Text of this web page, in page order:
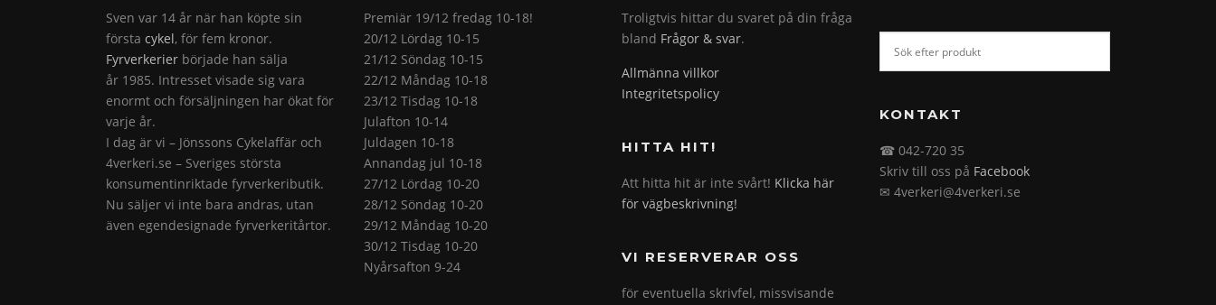
Sven var 14 år när han köpte sin
första cykel, för fem kronor.
Fyrverkerier började han sälja
år 1985. Intresset visade sig vara
enormt och försäljningen har ökat för
varje år.
I dag är vi – Jönssons Cykelaffär och
4verkeri.se – Sveriges största
konsumentinriktade fyrverkeributik.
Nu säljer vi inte bara andras, utan
även egendesignade fyrverkeritårtor.
Premiär 19/12 fredag 10-18!
20/12 Lördag 10-15
21/12 Söndag 10-15
22/12 Måndag 10-18
23/12 Tisdag 10-18
Julafton 10-14
Juldagen 10-18
Annandag jul 10-18
27/12 Lördag 10-20
28/12 Söndag 10-20
29/12 Måndag 10-20
30/12 Tisdag 10-20
Nyårsafton 9-24
Troligtvis hittar du svaret på din fråga
bland Frågor & svar.
Allmänna villkor
Integritetspolicy
HITTA HIT!
Att hitta hit är inte svårt! Klicka här
för vägbeskrivning!
VI RESERVERAR OSS
för eventuella skrivfel, missvisande
KONTAKT
☎ 042-720 35
Skriv till oss på Facebook
✉ 4verkeri@4verkeri.se